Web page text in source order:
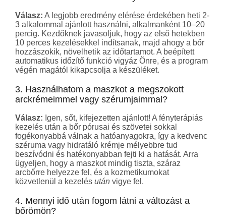
Válasz: A legjobb eredmény elérése érdekében heti 2-
3 alkalommal ajánlott használni, alkalmanként 10–20
percig. Kezdőknek javasoljuk, hogy az első hetekben
10 perces kezelésekkel indítsanak, majd ahogy a bőr
hozzászokik, növelhetik az időtartamot. A beépített
automatikus időzítő funkció vigyáz Önre, és a program
végén magától kikapcsolja a készüléket.
3. Használhatom a maszkot a megszokott
arckrémeimmel vagy szérumjaimmal?
Válasz: Igen, sőt, kifejezetten ajánlott! A fényterápiás
kezelés után a bőr pórusai és szövetei sokkal
fogékonyabbá válnak a hatóanyagokra, így a kedvenc
széruma vagy hidratáló krémje mélyebbre tud
beszívódni és hatékonyabban fejti ki a hatását. Arra
ügyeljen, hogy a maszkot mindig tiszta, száraz
arcbőrre helyezze fel , és a kozmetikumokat
közvetlenül a kezelés után vigye fel .
4. Mennyi idő után fogom látni a változást a
bőrömön?